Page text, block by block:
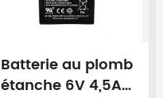
Batterie au plomb
étanche 6V 4,5Ah